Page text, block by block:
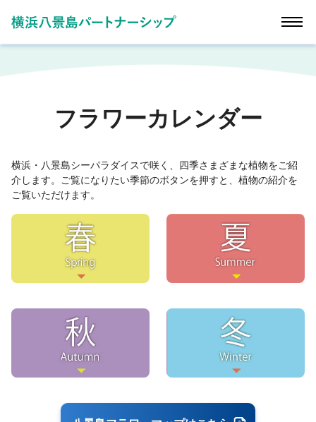
フラワーカレンダー
横浜・八景島シーパラダイスで咲く、四季さまざまな植物をご紹
介します。ご覧になりたい季節のボタンを押すと、植物の紹介を
ご覧いただけます。